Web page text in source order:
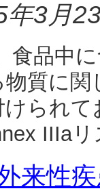
年3月
品中
質に
られ
IIIaリ
来性